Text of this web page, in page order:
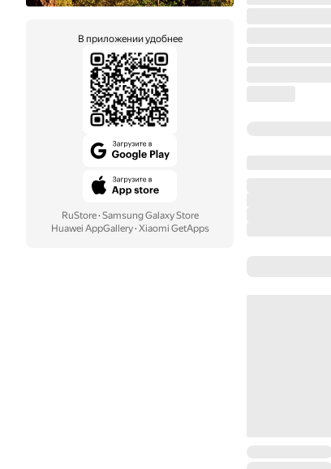
В приложении удобнее
RuStore· Samsung Galaxy Store
Huawei AppGallery· Xiaomi GetApps